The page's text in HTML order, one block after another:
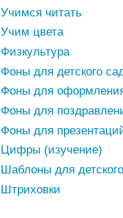
Учимся читать
Учим цвета
Физкультура
Фоны для детского
Фоны для
Фоны для
Фоны для
Цифры (изучение)
Шаблоны для
Штриховки